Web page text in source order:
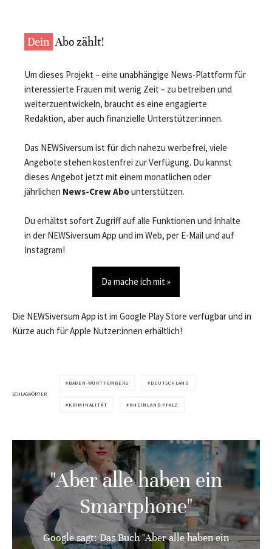
Dein Abo zählt!
Um dieses Projekt – eine unabhängige News-Plattform für
interessierte Frauen mit wenig Zeit – zu betreiben und
weiterzuentwickeln, braucht es eine engagierte
Redaktion, aber auch finanzielle Unterstützer:innen.
Das NEWSiversum ist für dich nahezu werbefrei, viele
Angebote stehen kostenfrei zur Verfügung. Du kannst
dieses Angebot jetzt mit einem monatlichen oder
jährlichen News-Crew Abounterstützen.
Du erhältst sofort Zugriff auf alle Funktionen und Inhalte
in der NEWSiversum App und im Web, per E-Mail und auf
Instagram!
Da mache ich mit »
Die NEWSiversum App ist im Google Play Store verfügbar und in
Kürze auch für Apple Nutzer:innen erhältlich!
SCHLAGWÖRTER
BADEN-WÜRTTEMBERG DEUTSCHLAND
KRIMINALITÄT RHEINLAND-PFALZ
"Aber alle haben ein
Smartphone"
Google sagt: Das Buch "Aber alle haben ein